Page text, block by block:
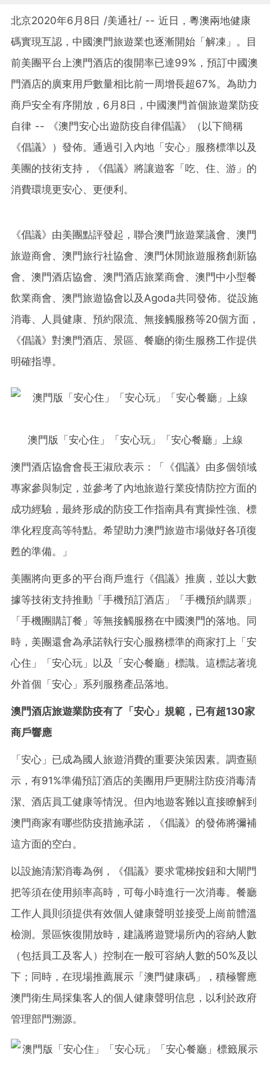
北京2020年6月8日 /美通社/ -- 近日，粵澳兩地健康
碼實現互認，中國澳門旅遊業也逐漸開始「解凍」。目
前美團平台上澳門酒店的復開率已達99%，預訂中國澳
門酒店的廣東用戶數量相比前一周增長超67%。為助力
商戶安全有序開放，6月8日，中國澳門首個旅遊業防疫
自律 -- 《澳門安心出遊防疫自律倡議》（以下簡稱
《倡議》）發佈。通過引入內地「安心」服務標準以及
美團的技術支持，《倡議》將讓遊客「吃、住、游」的
消費環境更安心、更便利。
《倡議》由美團點評發起，聯合澳門旅遊業議會、澳門
旅遊商會、澳門旅行社協會、澳門休閒旅遊服務創新協
會、澳門酒店協會、澳門酒店旅業商會、澳門中小型餐
飲業商會、澳門旅遊協會以及Agoda共同發佈。從設施
消毒、人員健康、預約限流、無接觸服務等20個方面，
《倡議》對澳門酒店、景區、餐廳的衛生服務工作提供
明確指導。
澳門版「安心住」「安心玩」「安心餐廳」上線
澳門酒店協會會長王淑欣表示：「《倡議》由多個領域
專家參與制定，並參考了內地旅遊行業疫情防控方面的
成功經驗，最終形成的防疫工作指南具有實操性強、標
準化程度高等特點。希望助力澳門旅遊市場做好各項復
甦的準備。」
美團將向更多的平台商戶進行《倡議》推廣，並以大數
據等技術支持推動「手機預訂酒店」「手機預約購票」
「手機團購訂餐」等無接觸服務在中國澳門的落地。同
時，美團還會為承諾執行安心服務標準的商家打上「安
心住」「安心玩」以及「安心餐廳」標識。這標誌著境
外首個「安心」系列服務產品落地。
澳門酒店旅遊業防疫有了 「安心」 規範，已有超130家
商戶響應
「安心」已成為國人旅遊消費的重要決策因素。調查顯
示，有91%準備預訂酒店的美團用戶更關注防疫消毒清
潔、酒店員工健康等情況。但內地遊客難以直接瞭解到
澳門商家有哪些防疫措施承諾，《倡議》的發佈將彌補
這方面的空白。
以設施清潔消毒為例，《倡議》要求電梯按鈕和大閘門
把等須在使用頻率高時，可每小時進行一次消毒。餐廳
工作人員則須提供有效個人健康聲明並接受上崗前體溫
檢測。景區恢復開放時，建議將遊覽場所內的容納人數
（包括員工及客人）控制在一般可容納人數的50%及以
下；同時，在現場推薦展示「澳門健康碼」，積極響應
澳門衛生局採集客人的個人健康聲明信息，以利於政府
管理部門溯源。